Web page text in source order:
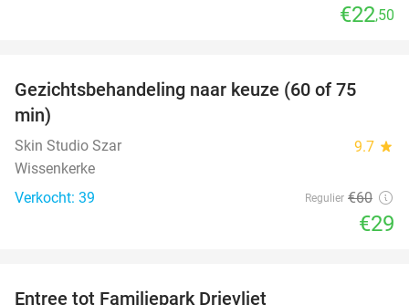
€22,50
52%
Gezichtsbehandeling naar keuze (60 of 75
min)
Skin Studio Szar 9.7 star
Wissenkerke
Verkocht: 39
Regulier €60
€29
Entree tot Familiepark Drievliet